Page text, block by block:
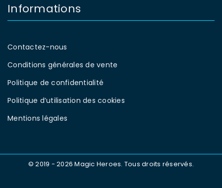
Informations
Contactez-nous
Conditions générales de vente
Politique de confidentialité
Politique d’utilisation des cookies
Mentions légales
© 2019 - 2026 Magic Heroes. Tous droits réservés.